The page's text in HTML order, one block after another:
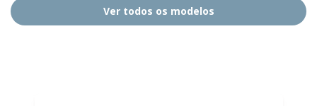
Ver todos os modelos